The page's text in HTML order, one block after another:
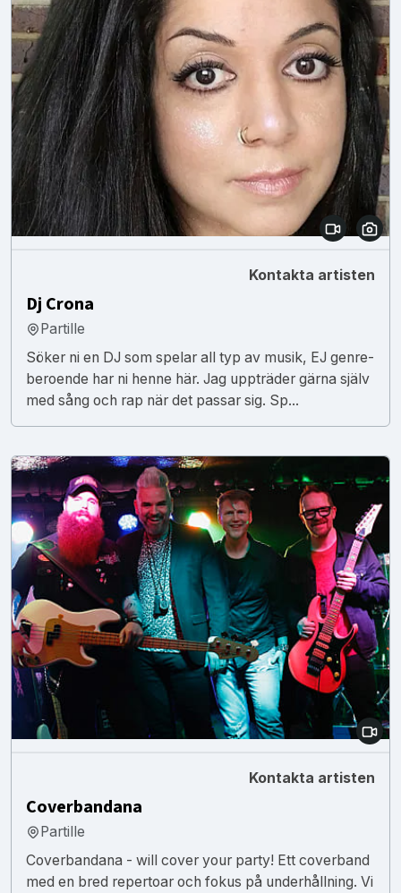
Kontakta artisten
Dj Crona
Partille
Söker ni en DJ som spelar all typ av musik, EJ genre-
beroende har ni henne här. Jag uppträder gärna själv
med sång och rap när det passar sig. Sp...
Kontakta artisten
Coverbandana
Partille
Coverbandana - will cover your party! Ett coverband
med en bred repertoar och fokus på underhållning. Vi